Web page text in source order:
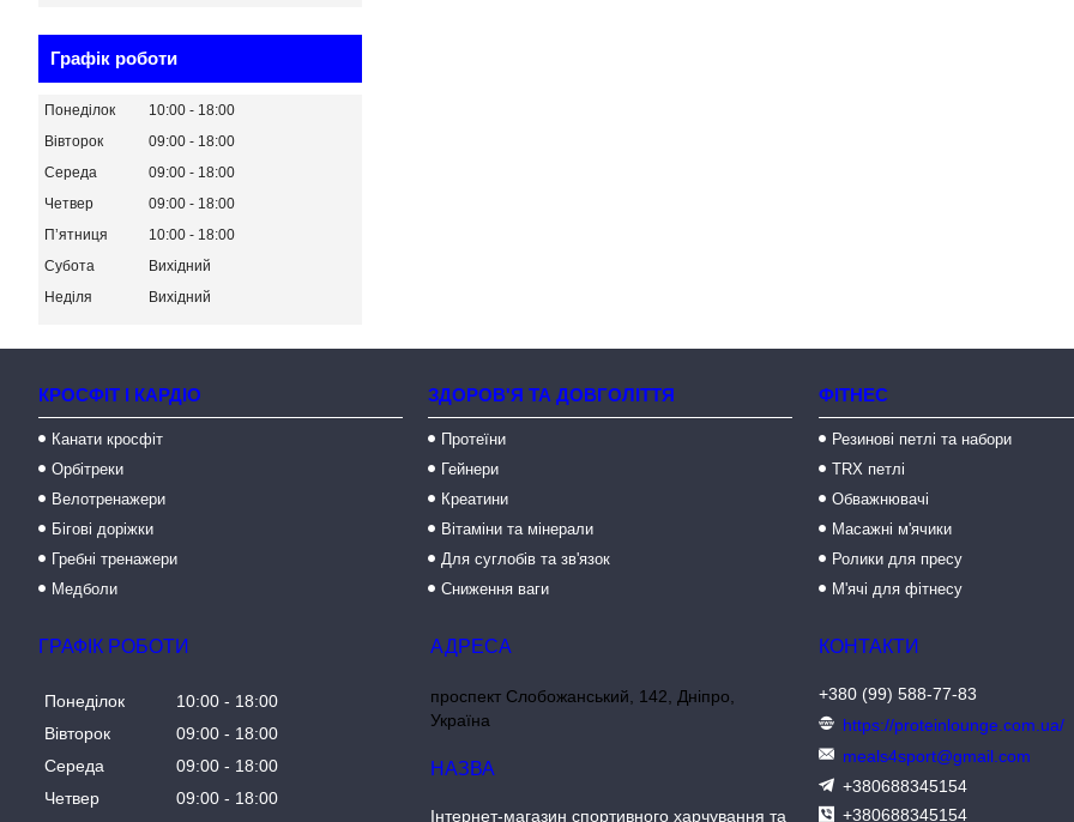
Графік роботи
Понеділок 10:00
18:00
Вівторок
09:00
18:00
Середа
09:00
18:00
Четвер
09:00
18:00
Пʼятниця
10:00
18:00
Субота
Вихідний
Неділя
Вихідний
КРОСФІТ І КАРДІО
Канати кросфіт
Орбітреки
Велотренажери
Бігові доріжки
Гребні тренажери
Медболи
ЗДОРОВ'Я ТА ДОВГОЛІТТЯ
Протеїни
Гейнери
Креатини
Вітаміни та мінерали
Для суглобів та зв'язок
Сниження ваги
ФІТНЕС
Резинові петлі та набори
TRX петлі
Обважнювачі
Масажні м'ячики
Ролики для пресу
М'ячі для фітнесу
ГРАФІК РОБОТИ
Понеділок 10:00
18:00
Вівторок
09:00
18:00
Середа
09:00
18:00
Четвер
09:00
18:00
проспект Слобожанський, 142, Дніпро,
Україна
Інтернет-магазин спортивного харчування та
+380 (99) 588-77-83
https://proteinlounge.com.ua/
meals4sport@gmail.com
+380688345154
+380688345154